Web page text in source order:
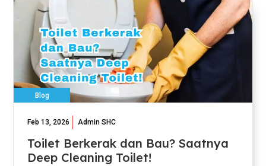
Blog
Feb 13, 2026 Admin SHC
Toilet Berkerak dan Bau? Saatnya
Deep Cleaning Toilet!